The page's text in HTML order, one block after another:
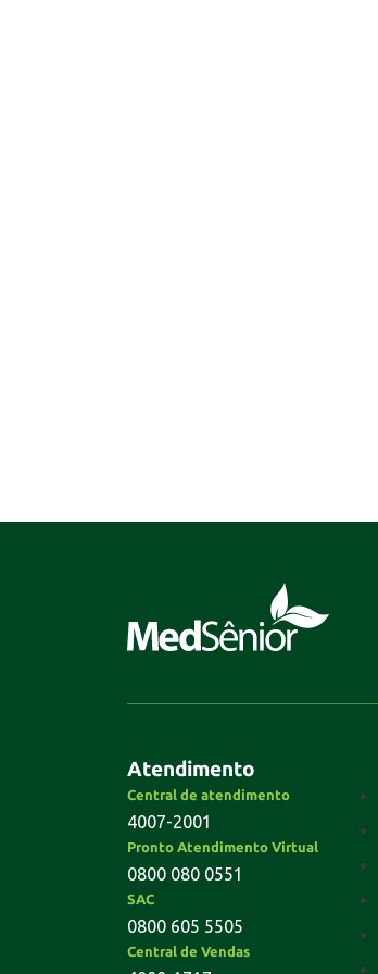
Atendimento
Central de atendimento
4007-2001
Pronto Atendimento Virtual
0800 080 0551
SAC
0800 605 5505
Central de Vendas